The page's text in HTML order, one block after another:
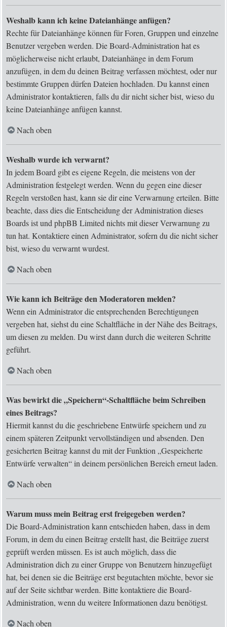
Weshalb kann ich keine Dateianhänge anfügen?
Rechte für Dateianhänge können für Foren, Gruppen und einzelne
Benutzer vergeben werden. Die Board-Administration hat es
möglicherweise nicht erlaubt, Dateianhänge in dem Forum
anzufügen, in dem du deinen Beitrag verfassen möchtest, oder nur
bestimmte Gruppen dürfen Dateien hochladen. Du kannst einen
Administrator kontaktieren, falls du dir nicht sicher bist, wieso du
keine Dateianhänge anfügen kannst.
Nach oben
Weshalb wurde ich verwarnt?
In jedem Board gibt es eigene Regeln, die meistens von der
Administration festgelegt werden. Wenn du gegen eine dieser
Regeln verstoßen hast, kann sie dir eine Verwarnung erteilen. Bitte
beachte, dass dies die Entscheidung der Administration dieses
Boards ist und phpBB Limited nichts mit dieser Verwarnung zu
tun hat. Kontaktiere einen Administrator, sofern du die nicht sicher
bist, wieso du verwarnt wurdest.
Nach oben
Wie kann ich Beiträge den Moderatoren melden?
Wenn ein Administrator die entsprechenden Berechtigungen
vergeben hat, siehst du eine Schaltfläche in der Nähe des Beitrags,
um diesen zu melden. Du wirst dann durch die weiteren Schritte
geführt.
Nach oben
Was bewirkt die „Speichern“-Schaltfläche beim Schreiben
eines Beitrags?
Hiermit kannst du die geschriebene Entwürfe speichern und zu
einem späteren Zeitpunkt vervollständigen und absenden. Den
gesicherten Beitrag kannst du mit der Funktion „Gespeicherte
Entwürfe verwalten“ in deinem persönlichen Bereich erneut laden.
Nach oben
Warum muss mein Beitrag erst freigegeben werden?
Die Board-Administration kann entschieden haben, dass in dem
Forum, in dem du einen Beitrag erstellt hast, die Beiträge zuerst
geprüft werden müssen. Es ist auch möglich, dass die
Administration dich zu einer Gruppe von Benutzern hinzugefügt
hat, bei denen sie die Beiträge erst begutachten möchte, bevor sie
auf der Seite sichtbar werden. Bitte kontaktiere die Board-
Administration, wenn du weitere Informationen dazu benötigst.
Nach oben